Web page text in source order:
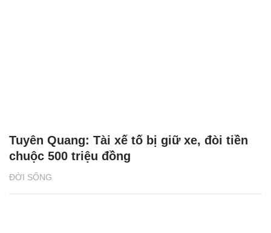
ĐỜI SỐNG
Tuyên Quang: Tài xế tố bị giữ xe, đòi tiền
chuộc 500 triệu đồng